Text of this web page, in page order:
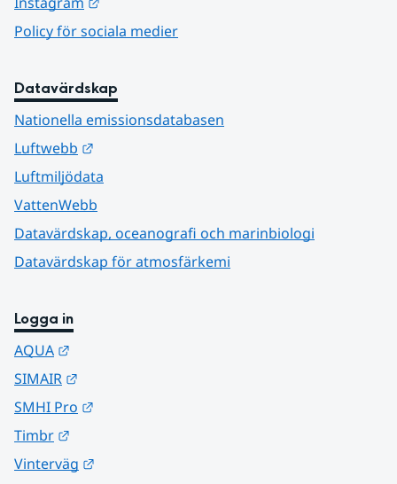
Policy för sociala medier
Datavärdskap
Nationella emissionsdatabasen
Luftwebb
Luftmiljödata
VattenWebb
Datavärdskap, oceanografi och marinbiologi
Datavärdskap för atmosfärkemi
Logga in
AQUA
SIMAIR
SMHI Pro
Timbr
Vinterväg